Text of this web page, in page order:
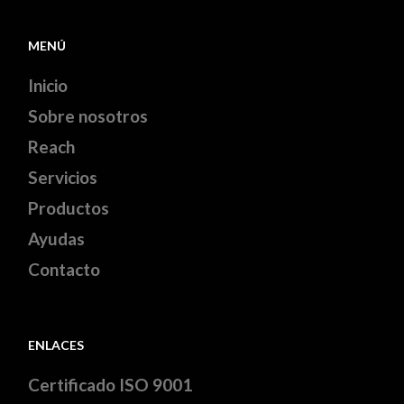
MENÚ
Inicio
Sobre nosotros
Reach
Servicios
Productos
Ayudas
Contacto
ENLACES
Certificado ISO 9001